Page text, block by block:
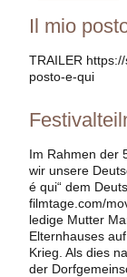
Il mio
TRAILER
posto-e-qui
Im Rahmen der
wir unsere
é qui“ dem
filmtage.com/
ledige Mutter
Elternhauses
Krieg. Als dies
der